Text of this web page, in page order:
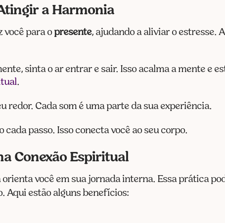
a Harmonia
você para o presente, ajudando a aliviar o estresse.
sinta o ar entrar e sair. Isso acalma a mente e
.
redor. Cada som é uma parte da sua experiência.
passo. Isso conecta você ao seu corpo.
Conexão Espiritual
você em sua jornada interna. Essa prática
Aqui estão alguns benefícios: